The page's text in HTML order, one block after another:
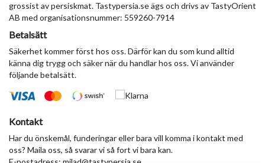
grossist av persiskmat. Tastypersia.se ägs och drivs av TastyOrient
AB med organisationsnummer: 559260-7914
Betalsätt
Säkerhet kommer först hos oss. Därför kan du som kund alltid
känna dig trygg och säker när du handlar hos oss. Vi använder
följande betalsätt.
Kontakt
Har du önskemål, funderingar eller bara vill komma i kontakt med
oss? Maila oss, så svarar vi så fort vi bara kan.